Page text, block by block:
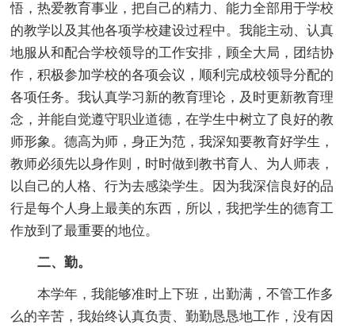
悟，热爱教育事业，把自己的精力、能力全部用于学校
的教学以及其他各项学校建设过程中。我能主动、认真
地服从和配合学校领导的工作安排，顾全大局，团结协
作，积极参加学校的各项会议，顺利完成校领导分配的
各项任务。我认真学习新的教育理论，及时更新教育理
念，并能自觉遵守职业道德，在学生中树立了良好的教
师形象。德高为师，身正为范，我深知要教育好学生，
教师必须先以身作则，时时做到教书育人、为人师表，
以自己的人格、行为去感染学生。因为我深信良好的品
行是每个人身上最美的东西，所以，我把学生的德育工
作放到了最重要的地位。
二、勤。
本学年，我能够准时上下班，出勤满，不管工作多
么的辛苦，我始终认真负责、勤勤恳恳地工作，没有因